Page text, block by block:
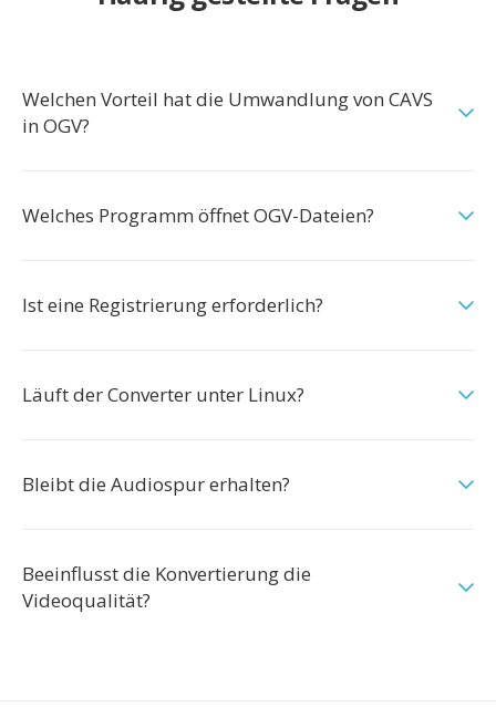
Welchen Vorteil hat die Umwandlung von CAVS
in OGV?
Welches Programm öffnet OGV-Dateien?
Ist eine Registrierung erforderlich?
Läuft der Converter unter Linux?
Bleibt die Audiospur erhalten?
Beeinflusst die Konvertierung die
Videoqualität?